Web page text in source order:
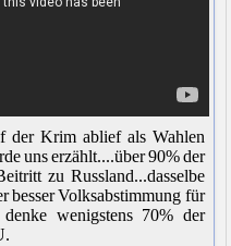
der Krim ablief als Wahlen
uns erzählt....über 90% der
zu Russland...dasselbe
besser Volksabstimmung für
wenigstens 70% der